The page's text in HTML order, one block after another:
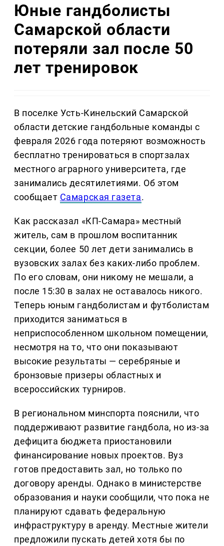
Юные гандболисты
Самарской области
потеряли зал после 50
лет тренировок
В поселке Усть-Кинельский Самарской
области детские гандбольные команды с
февраля 2026 года потеряют возможность
бесплатно тренироваться в спортзалах
местного аграрного университета, где
занимались десятилетиями. Об этом
сообщает Самарская газета.
Как рассказал «КП-Самара» местный
житель, сам в прошлом воспитанник
секции, более 50 лет дети занимались в
вузовских залах без каких-либо проблем.
По его словам, они никому не мешали, а
после 15:30 в залах не оставалось никого.
Теперь юным гандболистам и футболистам
приходится заниматься в
неприспособленном школьном помещении,
несмотря на то, что они показывают
высокие результаты — серебряные и
бронзовые призеры областных и
всероссийских турниров.
В региональном минспорта пояснили, что
поддерживают развитие гандбола, но из-за
дефицита бюджета приостановили
финансирование новых проектов. Вуз
готов предоставить зал, но только по
договору аренды. Однако в министерстве
образования и науки сообщили, что пока не
планируют сдавать федеральную
инфраструктуру в аренду. Местные жители
предложили пускать детей хотя бы по